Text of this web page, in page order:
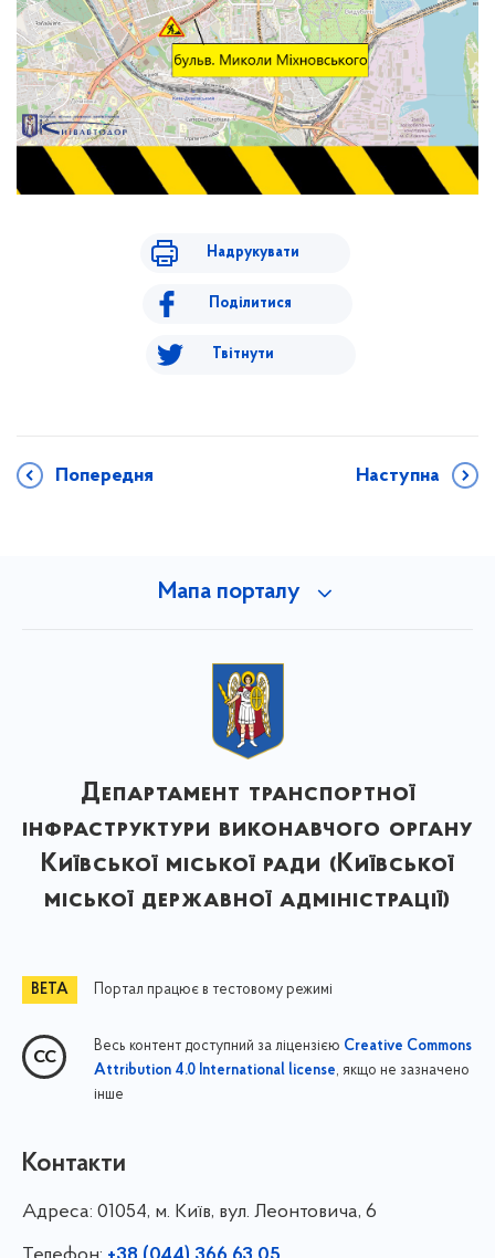
Надрукувати
Поділитися
Твітнути
Попередня Наступна
Мапа порталу
Департамент транспортної
інфраструктури виконавчого органу
Київської міської ради (Київської
міської державної адміністрації)
Портал працює в тестовому режимі
Весь контент доступний за ліцензією Creative Commons
Attribution 4.0 International license, якщо не зазначено
інше
Контакти
Адреса: 01054, м. Київ, вул. Леонтовича, 6